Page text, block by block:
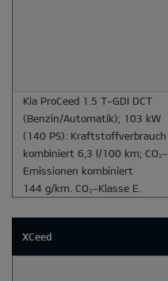
Kia ProCeed 1.5 T-GDI DCT
(Benzin/Automatik); 103 kW
(140 PS): Kraftstoffverbrauch
kombiniert 6,3 l/100 km; CO₂-
Emissionen kombiniert
144 g/km. CO₂-Klasse E.
XCeed